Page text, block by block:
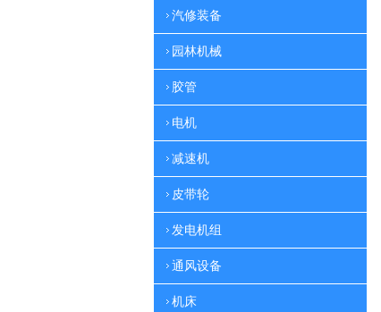
汽修装备
园林机械
胶管
电机
减速机
皮带轮
发电机组
通风设备
机床